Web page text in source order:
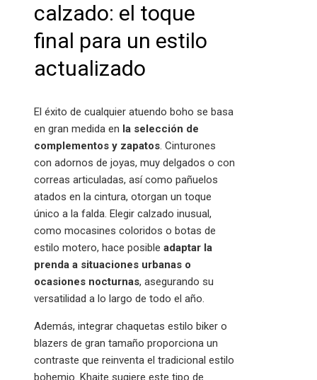
calzado: el toque
final para un estilo
actualizado
El éxito de cualquier atuendo boho se basa
en gran medida en la selección de
complementos y zapatos. Cinturones
con adornos de joyas, muy delgados o con
correas articuladas, así como pañuelos
atados en la cintura, otorgan un toque
único a la falda. Elegir calzado inusual,
como mocasines coloridos o botas de
estilo motero, hace posible adaptar la
prenda a situaciones urbanas o
ocasiones nocturnas, asegurando su
versatilidad a lo largo de todo el año.
Además, integrar chaquetas estilo biker o
blazers de gran tamaño proporciona un
contraste que reinventa el tradicional estilo
bohemio. Khaite sugiere este tipo de